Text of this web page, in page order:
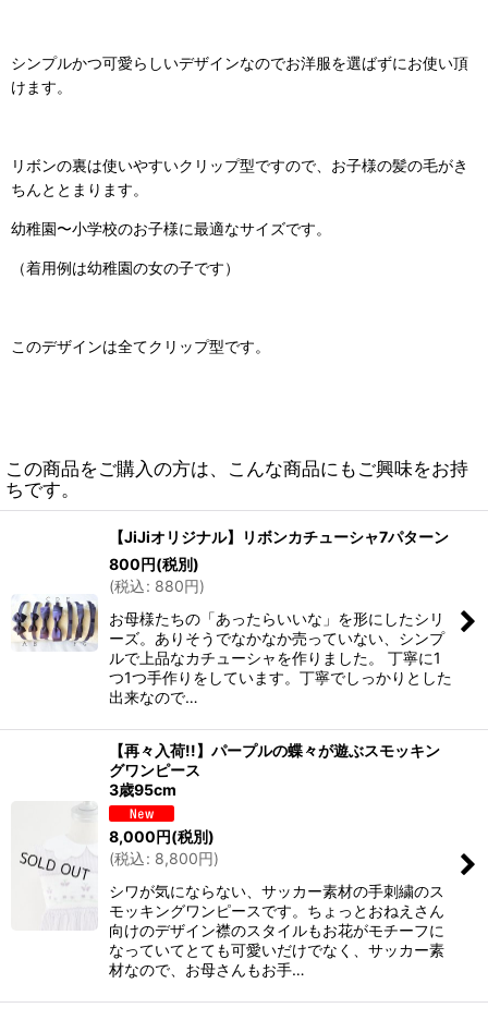
シンプルかつ可愛らしいデザインなのでお洋服を選ばずにお使い頂
けます。
リボンの裏は使いやすいクリップ型ですので、お子様の髪の毛がき
ちんととまります。
幼稚園〜小学校のお子様に最適なサイズです。
（着用例は幼稚園の女の子です）
このデザインは全てクリップ型です。
この商品をご購入の方は、こんな商品にもご興味をお持
ちです。
【JiJiオリジナル】リボンカチューシャ7パターン
800円(税別)
(税込: 880円)
お母様たちの「あったらいいな」を形にしたシリ
ーズ。ありそうでなかなか売っていない、シンプ
ルで上品なカチューシャを作りました。 丁寧に1
つ1つ手作りをしています。丁寧でしっかりとした
出来なので…
【再々入荷!!】パープルの蝶々が遊ぶスモッキン
グワンピース
3歳95cm
8,000円(税別)
(税込: 8,800円)
シワが気にならない、サッカー素材の手刺繍のス
モッキングワンピースです。ちょっとおねえさん
向けのデザイン襟のスタイルもお花がモチーフに
なっていてとても可愛いだけでなく、サッカー素
材なので、お母さんもお手…